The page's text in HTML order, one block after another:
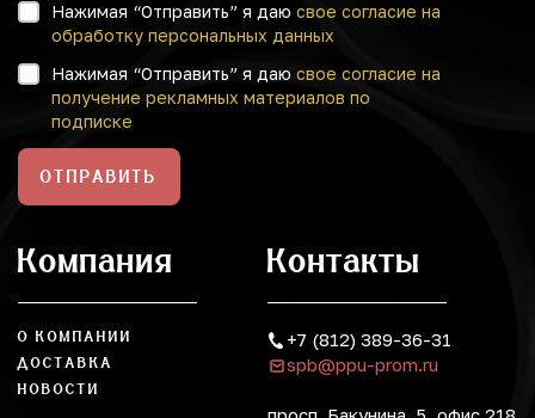
Нажимая “Отправить” я даю свое согласие на
обработку персональных данных
Нажимая “Отправить” я даю свое согласие на
получение рекламных материалов по
подписке
ОТПРАВИТЬ
Компания
О КОМПАНИИ
ДОСТАВКА
НОВОСТИ
Контакты
+7 (812) 389-36-31
spb@ppu-prom.ru